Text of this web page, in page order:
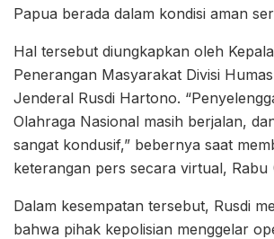
Papua berada dalam kondisi aman
Hal tersebut diungkapkan oleh
Penerangan Masyarakat Divisi
Jenderal Rusdi Hartono.
Olahraga Nasional masih berjalan,
sangat kondusif,” bebernya saat
keterangan pers secara virtual, Rabu
Dalam kesempatan tersebut, Rusdi
bahwa pihak kepolisian menggelar